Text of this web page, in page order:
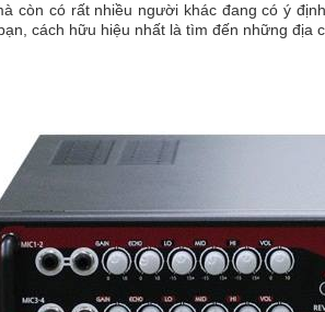
còn có rất nhiều người khác đang có ý
cách hữu hiệu nhất là tìm đến những địa